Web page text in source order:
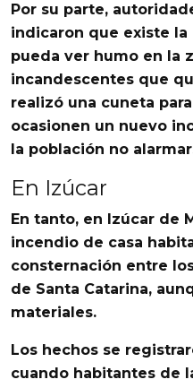
Por su parte,
indicaron que existe
pueda ver humo en la
incandescentes que
realizó una cuneta
ocasionen un nuevo
la población no
En Izúcar
En tanto, en Izúcar de
incendio de casa
consternación entre
de Santa Catarina,
materiales.
Los hechos se
cuando habitantes de